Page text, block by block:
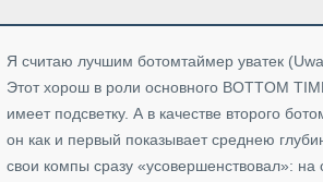
Я считаю лучшим ботомтаймер уватек
Этот хорош в роли основного BOTTOM
имеет подсветку. А в качестве второго
он как и первый показывает среднею
свои компы сразу «усовершенствовал»: